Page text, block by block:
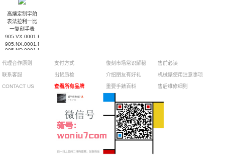
高端定制宇舶
表法拉利一比
一复刻手表
905.VX.0001.RX，
905.NX.0001.RX，
905.ND.0001.RX
代理合作原则
联系客服
CONTACT US
支付方式
出货质检
查看所有品牌
復刻市场常识解秘
介绍朋友有好礼
重要手錶百科
售前必读
机械錶使用注意事项
售后维修细则